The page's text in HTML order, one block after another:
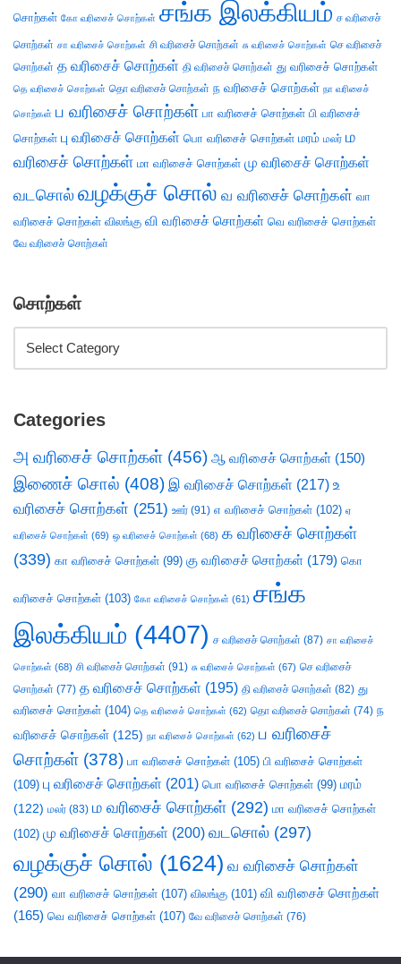
சொற்கள் கோ வரிசைச் சொற்கள் சங்க இலக்கியம் ச வரிசைச்
சொற்கள் சா வரிசைச் சொற்கள் சி வரிசைச் சொற்கள் சு வரிசைச் சொற்கள் செ வரிசைச்
சொற்கள் த வரிசைச் சொற்கள் தி வரிசைச் சொற்கள் து வரிசைச் சொற்கள்
தெ வரிசைச் சொற்கள் தொ வரிசைச் சொற்கள் ந வரிசைச் சொற்கள் நா வரிசைச்
சொற்கள் ப வரிசைச் சொற்கள் பா வரிசைச் சொற்கள் பி வரிசைச்
சொற்கள் பு வரிசைச் சொற்கள் பொ வரிசைச் சொற்கள் மரம் மலர் ம
வரிசைச் சொற்கள் மா வரிசைச் சொற்கள் மு வரிசைச் சொற்கள்
வடசொல் வழக்குச் சொல் வ வரிசைச் சொற்கள் வா
வரிசைச் சொற்கள் விலங்கு வி வரிசைச் சொற்கள் வெ வரிசைச் சொற்கள்
வே வரிசைச் சொற்கள்
சொற்கள்
Categories
அ வரிசைச் சொற்கள் (456) ஆ வரிசைச் சொற்கள் (150)
இணைச் சொல் (408) இ வரிசைச் சொற்கள் (217) உ
வரிசைச் சொற்கள் (251) ஊர் (91) எ வரிசைச் சொற்கள் (102) ஏ
வரிசைச் சொற்கள் (69) ஒ வரிசைச் சொற்கள் (68) க வரிசைச் சொற்கள்
(339) கா வரிசைச் சொற்கள் (99) கு வரிசைச் சொற்கள் (179) கொ
வரிசைச் சொற்கள் (103) கோ வரிசைச் சொற்கள் (61) சங்க
இலக்கியம் (4407) ச வரிசைச் சொற்கள் (87) சா வரிசைச்
சொற்கள் (68) சி வரிசைச் சொற்கள் (91) சு வரிசைச் சொற்கள் (67) செ வரிசைச்
சொற்கள் (77) த வரிசைச் சொற்கள் (195) தி வரிசைச் சொற்கள் (82) து
வரிசைச் சொற்கள் (104) தெ வரிசைச் சொற்கள் (62) தொ வரிசைச் சொற்கள் (74) ந
வரிசைச் சொற்கள் (125) நா வரிசைச் சொற்கள் (62) ப வரிசைச்
சொற்கள் (378) பா வரிசைச் சொற்கள் (105) பி வரிசைச் சொற்கள்
(109) பு வரிசைச் சொற்கள் (201) பொ வரிசைச் சொற்கள் (99) மரம்
(122) மலர் (83) ம வரிசைச் சொற்கள் (292) மா வரிசைச் சொற்கள்
(102) மு வரிசைச் சொற்கள் (200) வடசொல் (297)
வழக்குச் சொல் (1624) வ வரிசைச் சொற்கள்
(290) வா வரிசைச் சொற்கள் (107) விலங்கு (101) வி வரிசைச் சொற்கள்
(165) வெ வரிசைச் சொற்கள் (107) வே வரிசைச் சொற்கள் (76)